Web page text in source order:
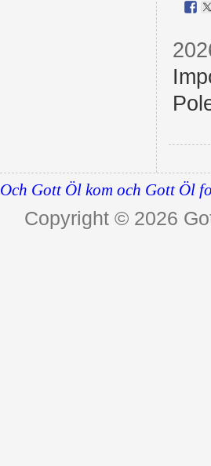
Och Gott Öl kom och Gott Öl
Copyright © 2026